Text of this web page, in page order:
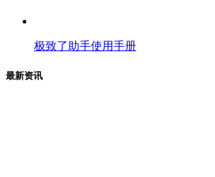
极致了助手使用手册
最新资讯